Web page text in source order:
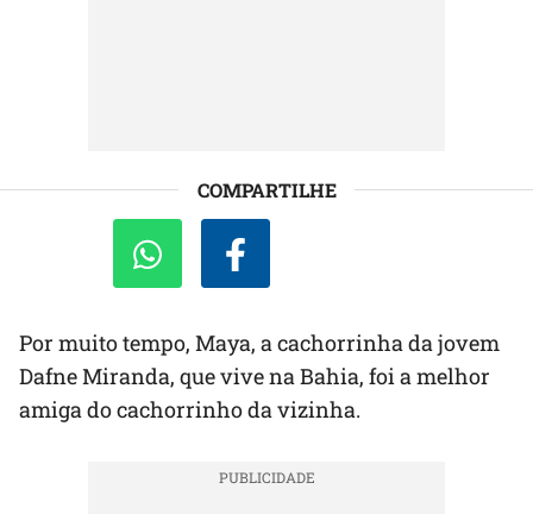
COMPARTILHE
Por muito tempo, Maya, a cachorrinha da jovem
Dafne Miranda, que vive na Bahia, foi a melhor
amiga do cachorrinho da vizinha.